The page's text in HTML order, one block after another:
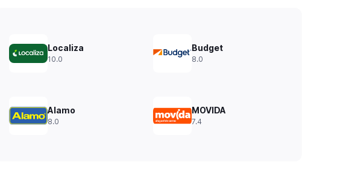
Localiza
10.0
Budget
8.0
Alamo
8.0
MOVIDA
7.4